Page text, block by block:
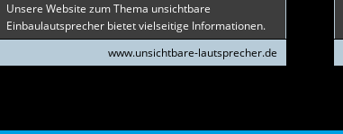
Unsere Website zum Thema unsichtbare
Einbaulautsprecher bietet vielseitige Informationen.
www.unsichtbare-lautsprecher.de